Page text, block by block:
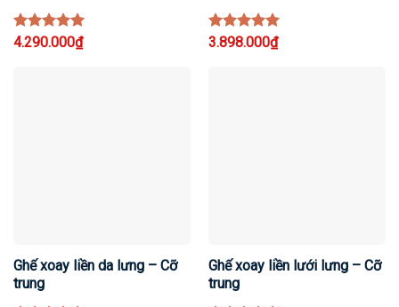
Rated5
4.290.000₫ Rated5
3.898.000₫
Ghế xoay liền da lưng – Cỡ
trung
Ghế xoay liền lưới lưng – Cỡ
trung